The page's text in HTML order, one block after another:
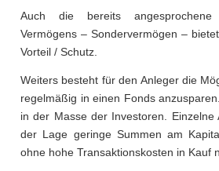
Auch die bereits angesprochene
Vermögens – Sondervermögen –
Vorteil / Schutz.
Weiters besteht für den Anleger die
regelmäßig in einen Fonds
in der Masse der Investoren. Einzelne
der Lage geringe Summen am
ohne hohe Transaktionskosten in Kauf